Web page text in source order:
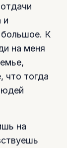
и
большое. К
на меня
что тогда
на